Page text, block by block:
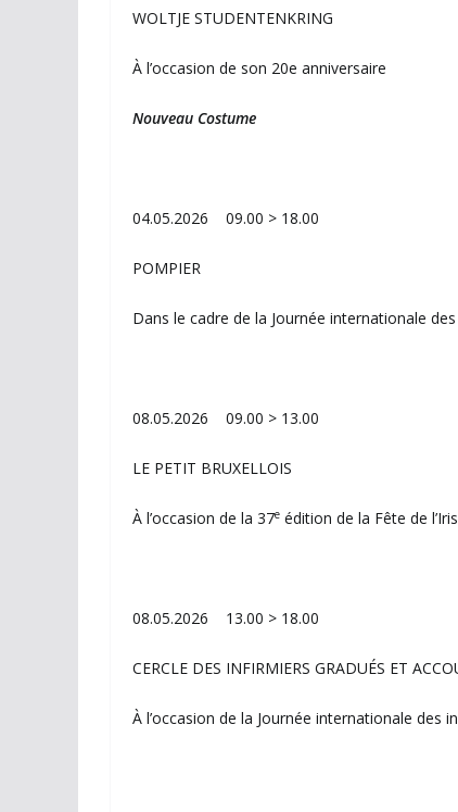
WOLTJE STUDENTENKRING
À l’occasion de son 20e anniversaire
Nouveau Costume
04.05.2026 09.00 > 18.00
POMPIER
Dans le cadre de la Journée internationale
08.05.2026 09.00 > 13.00
LE PETIT BRUXELLOIS
À l’occasion de la 37e édition de la Fête de
08.05.2026 13.00 > 18.00
CERCLE DES INFIRMIERS GRADUÉS ET
À l’occasion de la Journée internationale des